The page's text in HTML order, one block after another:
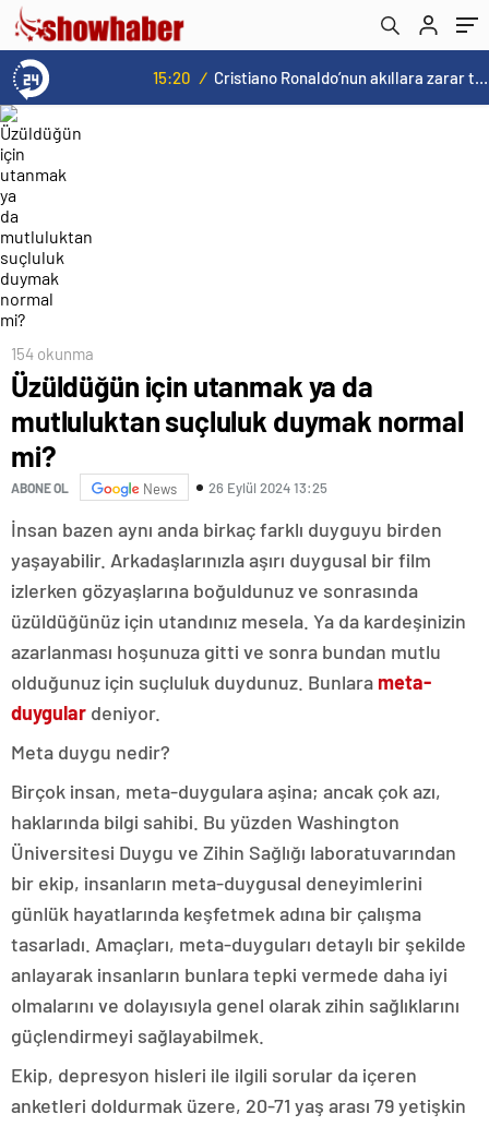
Cristiano Ronaldo’nun akıllara zarar tüm kariyerinin istatistiğini çıkardık !
154 okunma
Üzüldüğün için utanmak ya da
mutluluktan suçluluk duymak normal
mi?
ABONE OL News 26 Eylül 2024 13:25
İnsan bazen aynı anda birkaç farklı duyguyu birden
yaşayabilir. Arkadaşlarınızla aşırı duygusal bir film
izlerken gözyaşlarına boğuldunuz ve sonrasında
üzüldüğünüz için utandınız mesela. Ya da kardeşinizin
azarlanması hoşunuza gitti ve sonra bundan mutlu
olduğunuz için suçluluk duydunuz. Bunlara meta-
duygular deniyor.
Meta duygu nedir?
Birçok insan, meta-duygulara aşina; ancak çok azı,
haklarında bilgi sahibi. Bu yüzden Washington
Üniversitesi Duygu ve Zihin Sağlığı laboratuvarından
bir ekip, insanların meta-duygusal deneyimlerini
günlük hayatlarında keşfetmek adına bir çalışma
tasarladı. Amaçları, meta-duyguları detaylı bir şekilde
anlayarak insanların bunlara tepki vermede daha iyi
olmalarını ve dolayısıyla genel olarak zihin sağlıklarını
güçlendirmeyi sağlayabilmek.
Ekip, depresyon hisleri ile ilgili sorular da içeren
anketleri doldurmak üzere, 20-71 yaş arası 79 yetişkin